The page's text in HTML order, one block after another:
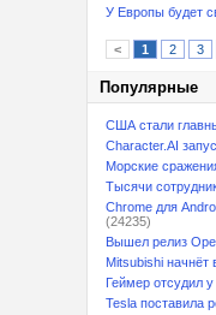
У Европы будет
< 1 2 3
Популярные
США стали
Character.AI
Морские
Тысячи
Chrome для
(24235)
Вышел релиз
Mitsubishi начнёт
Геймер отсудил у
Tesla поставила